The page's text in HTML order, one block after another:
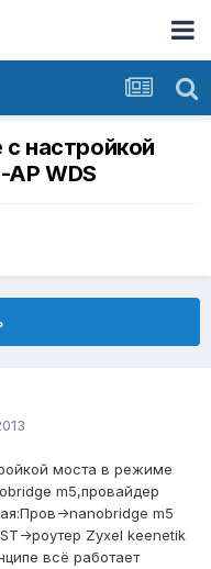
настройкой
AP WDS
моста в режиме
m5,провайдер
>nanobridge m5
>роутер Zyxel keenetik
всё работает